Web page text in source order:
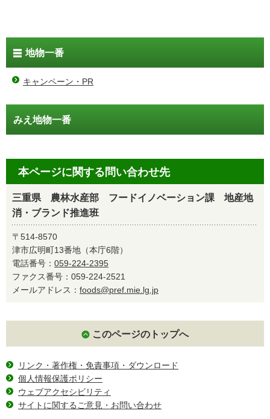
地物一番
キャンペーン・PR
みえ地物一番
本ページに関する問い合わせ先
三重県 農林水産部 フードイノベーション課 地産地
消・ブランド推進班
〒514-8570
津市広明町13番地（本庁6階）
電話番号： 059-224-2395
ファクス番号：059-224-2521
メールアドレス： foods@pref.mie.lg.jp
このページのトップへ
リンク・著作権・免責事項・ダウンロード
個人情報保護ポリシー
ウェブアクセシビリティ
サイトに関するご意見・お問い合わせ